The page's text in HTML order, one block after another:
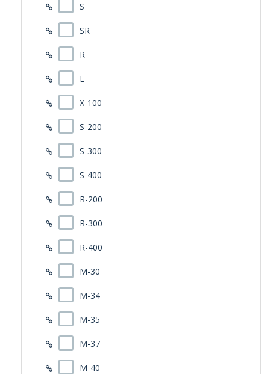
S
SR
R
L
X-100
S-200
S-300
S-400
R-200
R-300
R-400
M-30
M-34
M-35
M-37
M-40